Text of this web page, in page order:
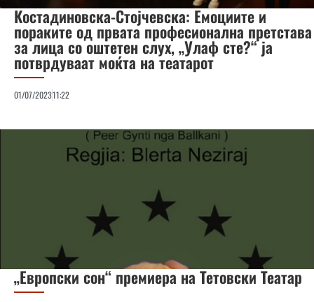
Костадиновска-Стојчевска: Емоциите и
пораките од првата професионална претстава
за лица со оштетен слух, „Улаф сте?“ ја
потврдуваат моќта на театарот
01/07/202311:22
„Европски сон“ премиера на Тетовски Театар